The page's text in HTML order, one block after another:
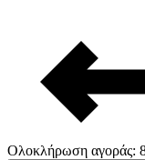
Ολοκλήρωση αγοράς: